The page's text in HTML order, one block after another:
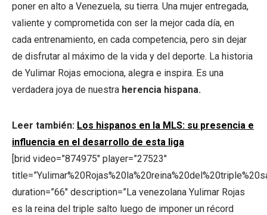
poner en alto a Venezuela, su tierra. Una mujer entregada,
valiente y comprometida con ser la mejor cada día, en
cada entrenamiento, en cada competencia, pero sin dejar
de disfrutar al máximo de la vida y del deporte. La historia
de Yulimar Rojas emociona, alegra e inspira. Es una
verdadera joya de nuestra herencia hispana.
Leer también: Los hispanos en la MLS: su presencia e
influencia en el desarrollo de esta liga
[brid video=”874975″ player=”27523″
duration=”66″ description=”La venezolana Yulimar Rojas
es la reina del triple salto luego de imponer un récord